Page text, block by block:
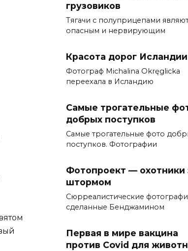
грузовиков
Тягачи с полуприцепами
опасным и нервирующим
Красота дорог Исландии
Фотограф Michalina Okręglicka
переехала в Исландию
Самые трогательные
добрых поступков
Самые трогательные фото
поступков. Фотографии
Фотопроект — охотники
штормом
Сюрреалистические
сделанные Бенджамином
Первая в мире вакцина
против Covid для